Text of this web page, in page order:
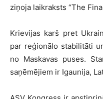
ziņoja laikraksts “The
Krievijas karš pret
par reģionālo stabilitāti
no Maskavas puses.
saņēmējiem ir Igaunija,